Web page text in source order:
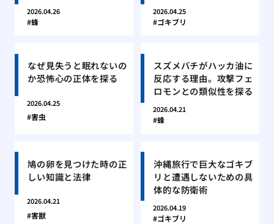
2026.04.26
蜂
2026.04.25
ゴキブリ
なぜ見失うと眠れないの
か恐怖心の正体を探る
2026.04.25
害虫
スズメバチがハッカ油に
反応する理由。攻撃フェ
ロモンとの類似性を探る
2026.04.21
蜂
鳩の卵を見つけた時の正
しい知識と法律
2026.04.21
害獣
沖縄旅行で巨大なゴキブ
リと遭遇しないための具
体的な防衛術
2026.04.19
ゴキブリ